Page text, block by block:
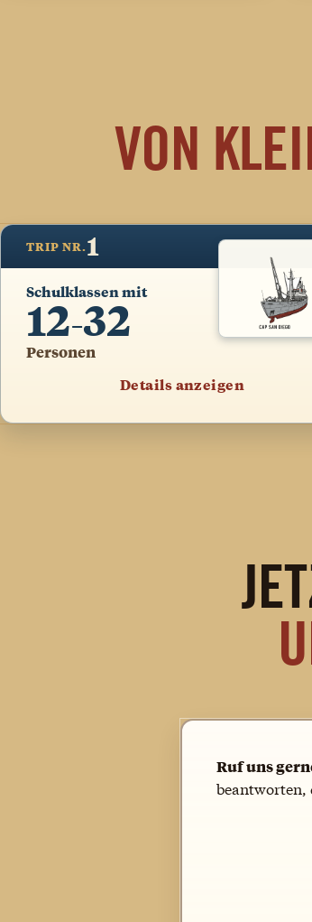
VON
TRIP NR.1
Schulklassen mit
12–32
Personen
Details anzeigen
Ruf uns
beantworten,